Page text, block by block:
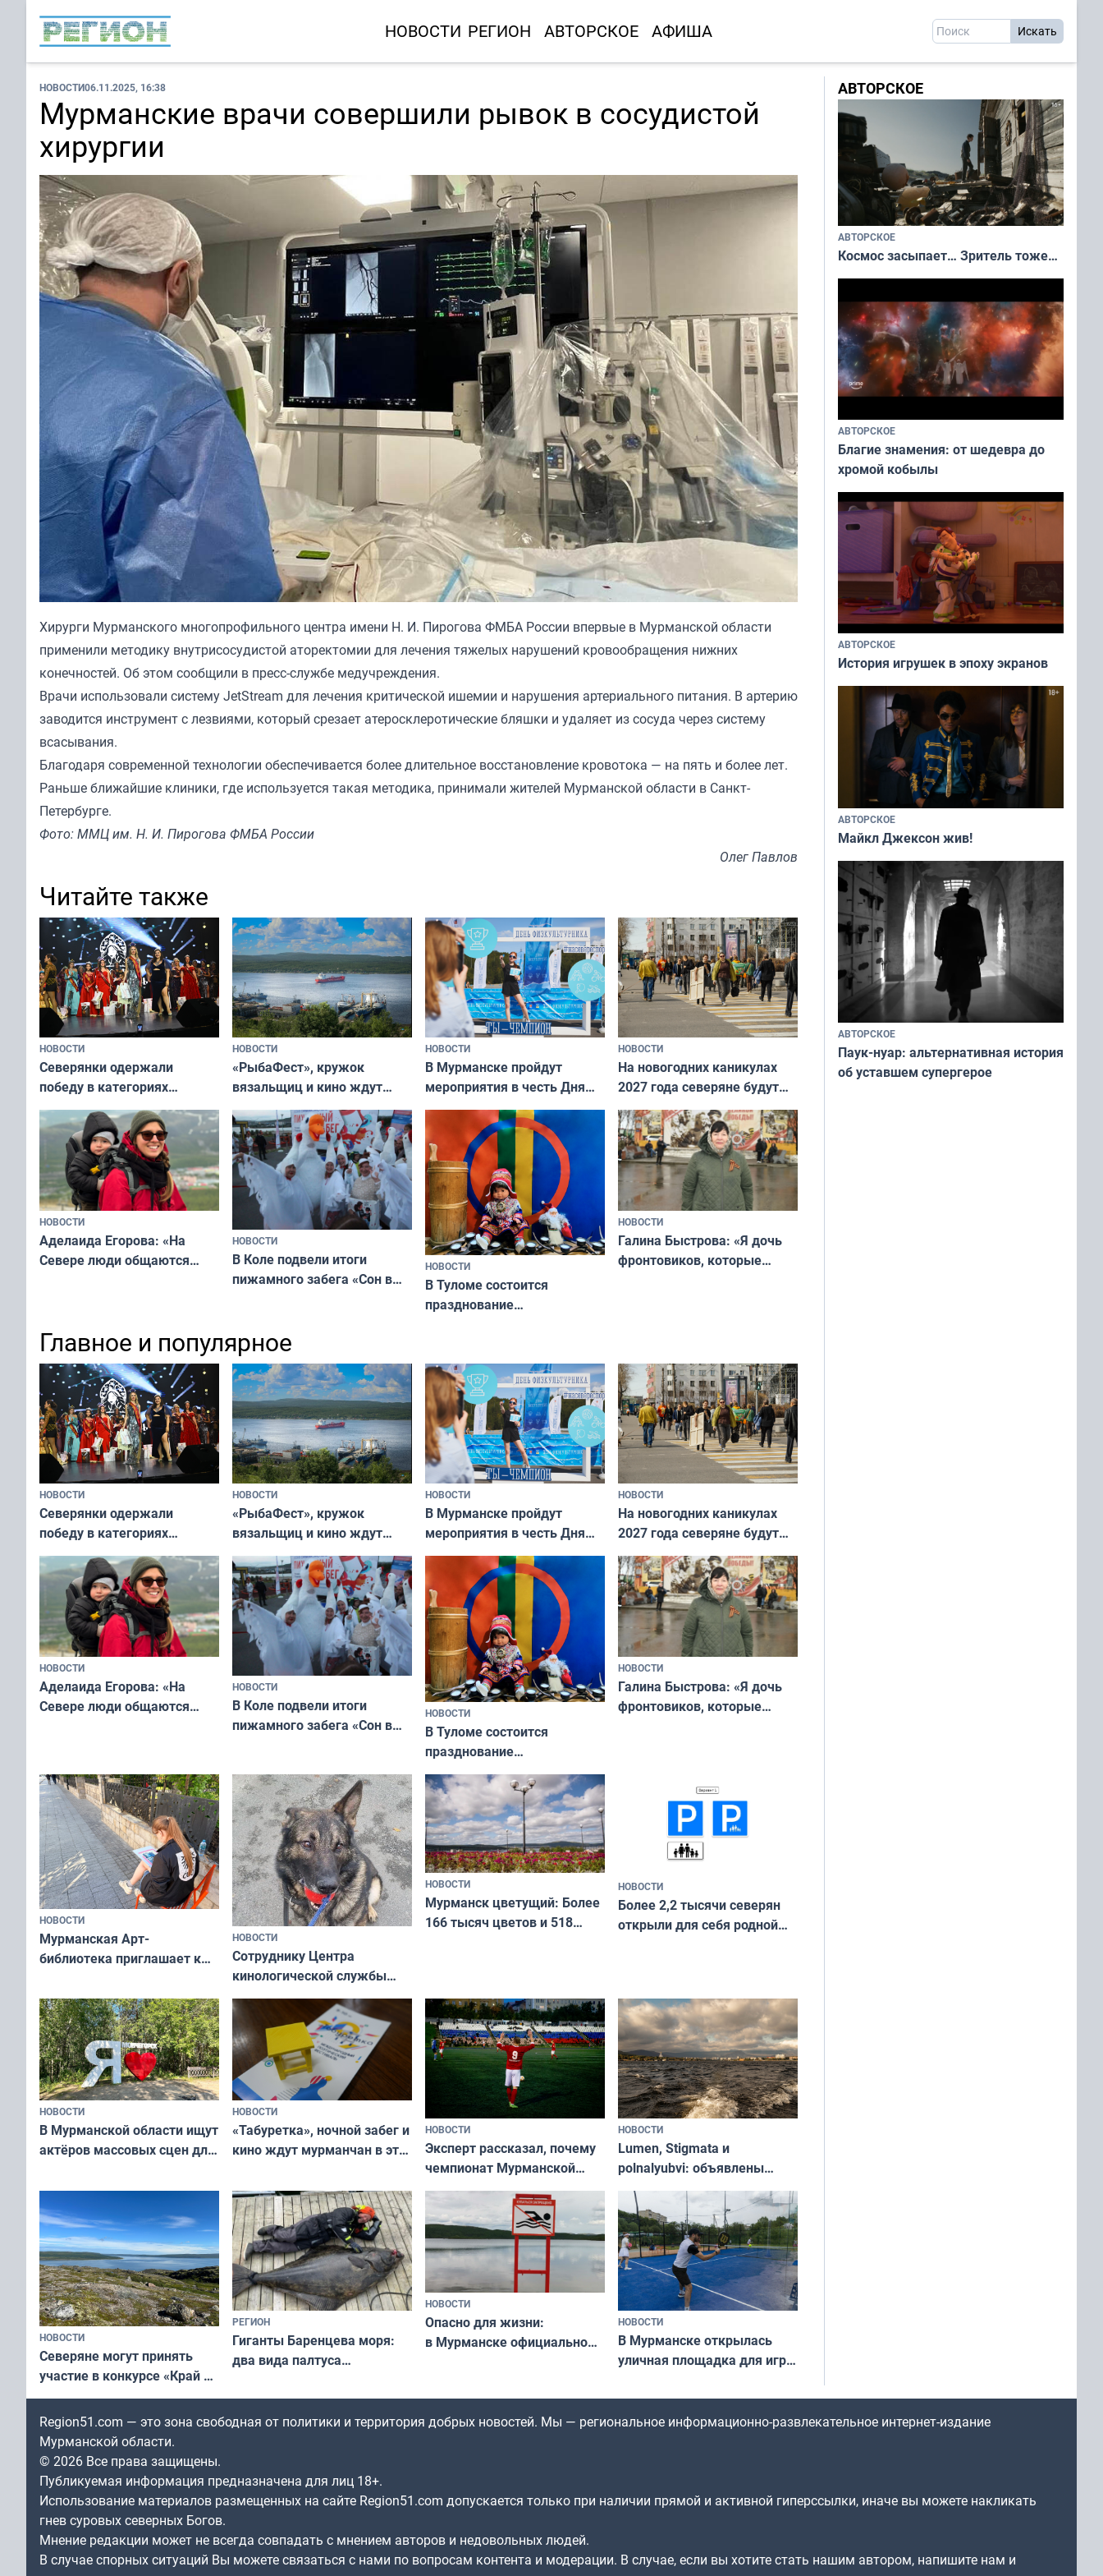
НОВОСТИ РЕГИОН АВТОРСКОЕ АФИША
НОВОСТИ06.11.2025, 16:38
Мурманские врачи совершили рывок в сосудистой
хирургии
Хирурги Мурманского многопрофильного центра имени Н. И. Пирогова ФМБА России впервые в Мурманской области
применили методику внутрисосудистой аторектомии для лечения тяжелых нарушений кровообращения нижних
конечностей. Об этом сообщили в пресс-службе медучреждения.
Врачи использовали систему JetStream для лечения критической ишемии и нарушения артериального питания. В артерию
заводится инструмент с лезвиями, который срезает атеросклеротические бляшки и удаляет из сосуда через систему
всасывания.
Благодаря современной технологии обеспечивается более длительное восстановление кровотока — на пять и более лет.
Раньше ближайшие клиники, где используется такая методика, принимали жителей Мурманской области в Санкт-
Петербурге.
Фото: ММЦ им. Н. И. Пирогова ФМБА России
Олег Павлов
Читайте также
НОВОСТИ
Северянки одержали
победу в категориях
всероссийского конкурса
«Мисс и Миссис Великая
Русь»
НОВОСТИ
«РыбаФест», кружок
вязальщиц и кино ждут
мурманчан в эти выходные
НОВОСТИ
В Мурманске пройдут
мероприятия в честь Дня
физкультурника
НОВОСТИ
На новогодних каникулах
2027 года северяне будут
отдыхать 11 дней
НОВОСТИ
Аделаида Егорова: «На
Севере люди общаются
НОВОСТИ
В Коле подвели итоги
пижамного забега «Сон в
НОВОСТИ
В Туломе состоится
празднование
НОВОСТИ
Галина Быстрова: «Я дочь
фронтовиков, которые
Главное и популярное
НОВОСТИ
Северянки одержали
победу в категориях
всероссийского конкурса
«Мисс и Миссис Великая
Русь»
НОВОСТИ
«РыбаФест», кружок
вязальщиц и кино ждут
мурманчан в эти выходные
НОВОСТИ
В Мурманске пройдут
мероприятия в честь Дня
физкультурника
НОВОСТИ
На новогодних каникулах
2027 года северяне будут
отдыхать 11 дней
НОВОСТИ
Аделаида Егорова: «На
Севере люди общаются
НОВОСТИ
В Коле подвели итоги
пижамного забега «Сон в
НОВОСТИ
В Туломе состоится
празднование
Международного дня
коренных народов мира
НОВОСТИ
Галина Быстрова: «Я дочь
фронтовиков, которые
НОВОСТИ
Мурманская Арт-
библиотека приглашает к
и фотографов
НОВОСТИ
Сотруднику Центра
кинологической службы
ищут новый дом
НОВОСТИ
Мурманск цветущий: Более
166 тысяч цветов и 518
НОВОСТИ
Более 2,2 тысячи северян
открыли для себя родной
НОВОСТИ
В Мурманской области ищут
актёров массовых сцен для
короткометражном фильме
НОВОСТИ
«Табуретка», ночной забег и
кино ждут мурманчан в эти
НОВОСТИ
Эксперт рассказал, почему
чемпионат Мурманской
области по футболу остался
незамеченным
НОВОСТИ
Lumen, Stigmata и
polnalyubvi: объявлены
хедлайнеры фестиваля
«Имандра» в 2026 года
НОВОСТИ
Северяне могут принять
участие в конкурсе «Край у
северной границы: фотогид
по Печенгскому округу»
РЕГИОН
Гиганты Баренцева моря:
два вида палтуса
НОВОСТИ
Опасно для жизни:
в Мурманске официально
НОВОСТИ
В Мурманске открылась
уличная площадка для игры
АВТОРСКОЕ
АВТОРСКОЕ
Космос засыпает… Зритель тоже…
АВТОРСКОЕ
Благие знамения: от шедевра до
хромой кобылы
АВТОРСКОЕ
История игрушек в эпоху экранов
АВТОРСКОЕ
Майкл Джексон жив!
АВТОРСКОЕ
Паук-нуар: альтернативная история
об уставшем супергерое
Region51.com — это зона свободная от политики и территория добрых новостей. Мы — региональное информационно-развлекательное интернет-издание
Мурманской области.
© 2026 Все права защищены.
Публикуемая информация предназначена для лиц 18+.
Использование материалов размещенных на сайте Region51.com допускается только при наличии прямой и активной гиперссылки, иначе вы можете накликать
гнев суровых северных Богов.
Мнение редакции может не всегда совпадать с мнением авторов и недовольных людей.
В случае спорных ситуаций Вы можете связаться с нами по вопросам контента и модерации. В случае, если вы хотите стать нашим автором, напишите нам и